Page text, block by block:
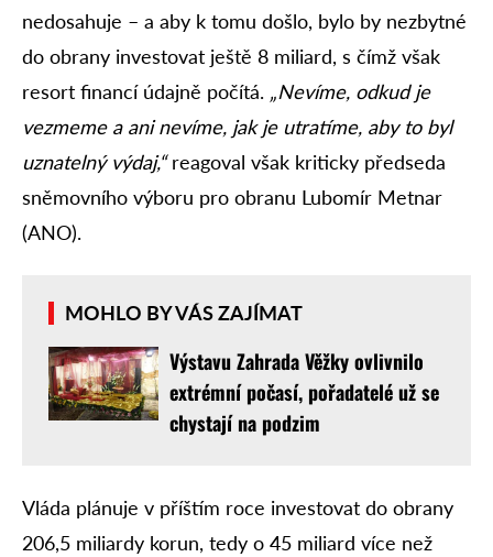
nedosahuje – a aby k tomu došlo, bylo by nezbytné
do obrany investovat ještě 8 miliard, s čímž však
resort financí údajně počítá. „Nevíme, odkud je
vezmeme a ani nevíme, jak je utratíme, aby to byl
uznatelný výdaj,“reagoval však kriticky předseda
sněmovního výboru pro obranu Lubomír Metnar
(ANO).
MOHLO BY VÁS ZAJÍMAT
Výstavu Zahrada Věžky ovlivnilo
extrémní počasí, pořadatelé už se
chystají na podzim
Vláda plánuje v příštím roce investovat do obrany
206,5 miliardy korun, tedy o 45 miliard více než